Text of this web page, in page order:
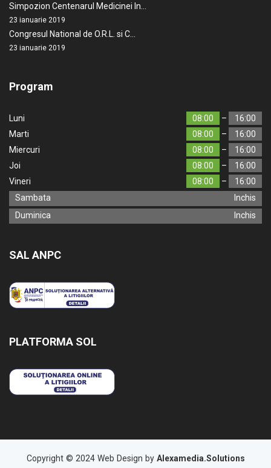
Simpozion Centenarul Medicinei In…
23 ianuarie 2019
Congresul National de O.R.L. si C…
23 ianuarie 2019
Program
Luni 08:00 –
16:00
Marti
08:00 –
16:00
Miercuri
08:00 –
16:00
Joi
08:00 –
16:00
Vineri
08:00 –
16:00
Sambata
Inchis
Duminica
Inchis
SAL ANPC
PLATFORMA SOL
Copyright © 2024 Web Design by Alexamedia.Solutions